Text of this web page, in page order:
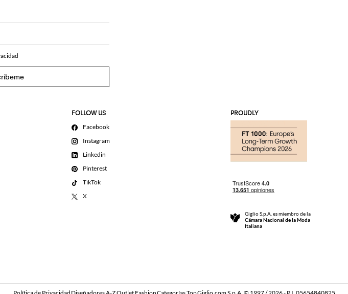
FOLLOW US
Facebook
Instagram
Linkedin
Pinterest
TikTok
X
PROUDLY
Giglio S.p.A. es miembro de la
Cámara Nacional de la Moda
Italiana